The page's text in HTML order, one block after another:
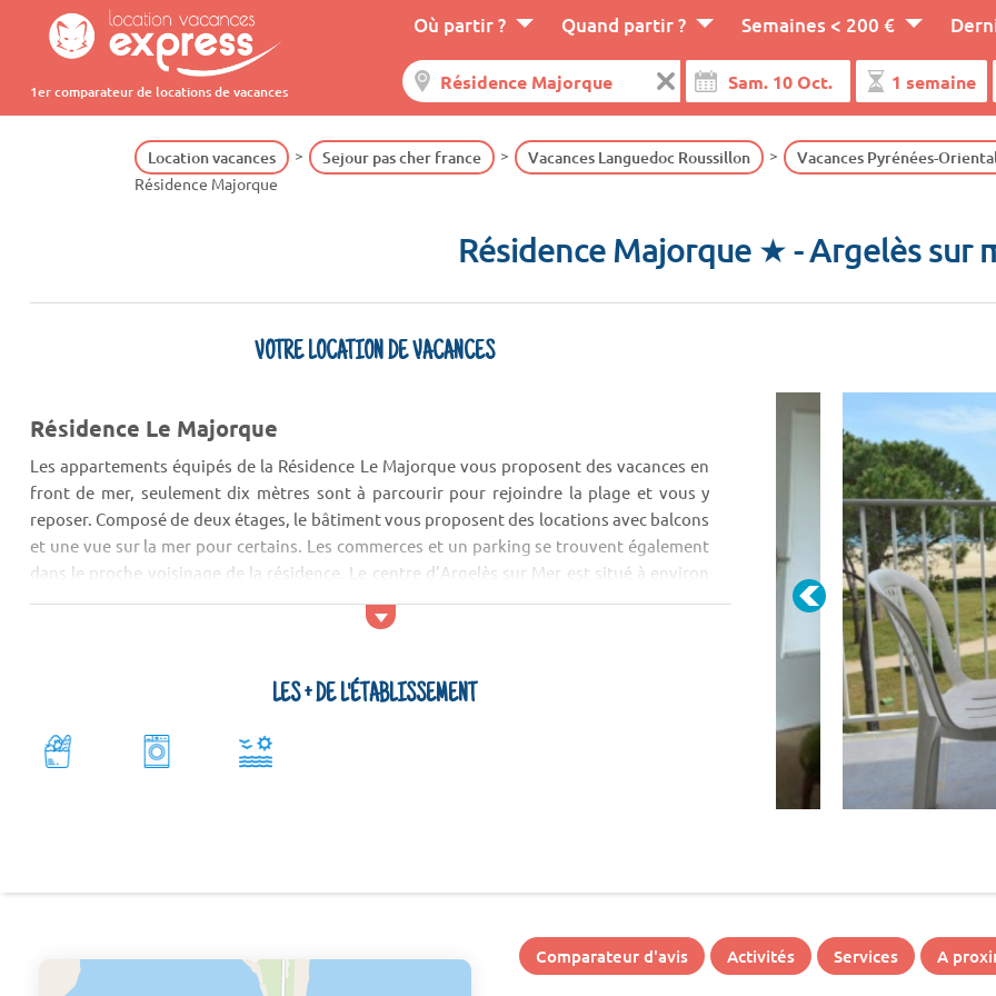
1er comparateur de locations de vacances
Où partir ? Quand partir ? Semaines < 200 €
Location vacances Sejour pas cher france Vacances Languedoc Roussillon Vacances Pyrénées-
Résidence Majorque
Résidence Majorque ★- Argelès sur
VOTRE LOCATION DE VACANCES
Résidence Le Majorque
Les appartements équipés de la Résidence Le Majorque vous proposent des vacances en
front de mer, seulement dix mètres sont à parcourir pour rejoindre la plage et vous y
reposer. Composé de deux étages, le bâtiment vous proposent des locations avec balcons
et une vue sur la mer pour certains. Les commerces et un parking se trouvent également
dans le proche voisinage de la résidence. Le centre d’Argelès sur Mer est situé à environ
900 mètres de votre lieu de vacances.
LES + DE L'ÉTABLISSEMENT
Comparateur d'avis Activités Services A